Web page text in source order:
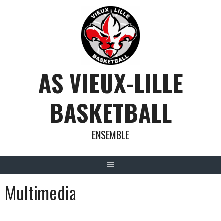
AS VIEUX-LILLE
BASKETBALL
ENSEMBLE
Multimedia